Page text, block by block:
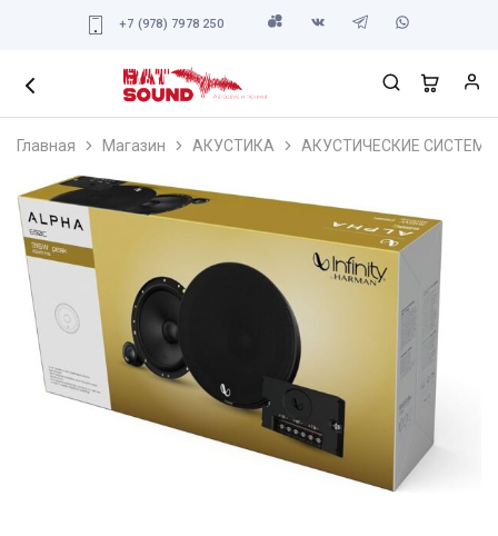
+7 (978) 7978 250
Главная Магазин АКУСТИКА АКУСТИЧЕСКИЕ СИСТЕМЫ